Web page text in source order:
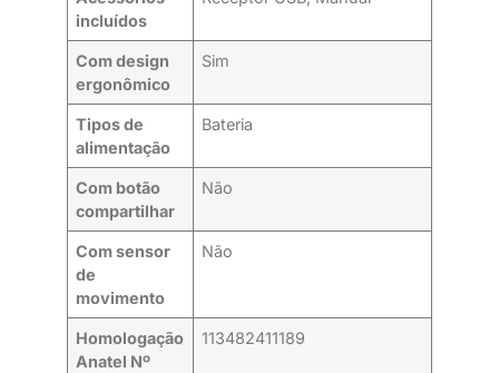
incluídos
Com design
ergonômico
Sim
Tipos de
alimentação
Bateria
Com botão
compartilhar
Não
Com sensor
de
movimento
Não
Homologação
Anatel Nº
113482411189